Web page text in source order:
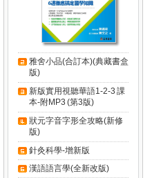
雅舍小品(合訂本)(典藏書盒
版)
新版實用視聽華語1-2-3 課
本-附MP3 (第3版)
狀元字音字形全攻略(新修
版)
針灸科學-增新版
漢語語言學(全新改版)